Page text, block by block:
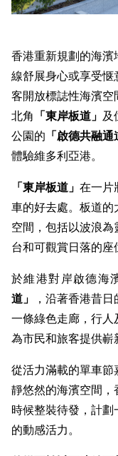
香港重新規劃的海
線舒展身心或享受
客開放標誌性海濱
北角 「東岸板道」 及
公園的 「啟德共融通
體驗維多利亞港。
「東岸板道」 在一片
車的好去處。板道
空間，包括以波浪
台和可觀賞日落的座
於維港對岸啟德海
道 」
，沿著香港昔
一條綠色走廊，行人
為市民和旅客提供嶄
從活力滿載的單車
靜悠然的海濱空間
時候整裝待發，計
的動感活力。